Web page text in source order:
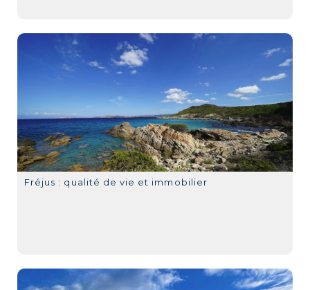
Fréjus : qualité de vie et immobilier